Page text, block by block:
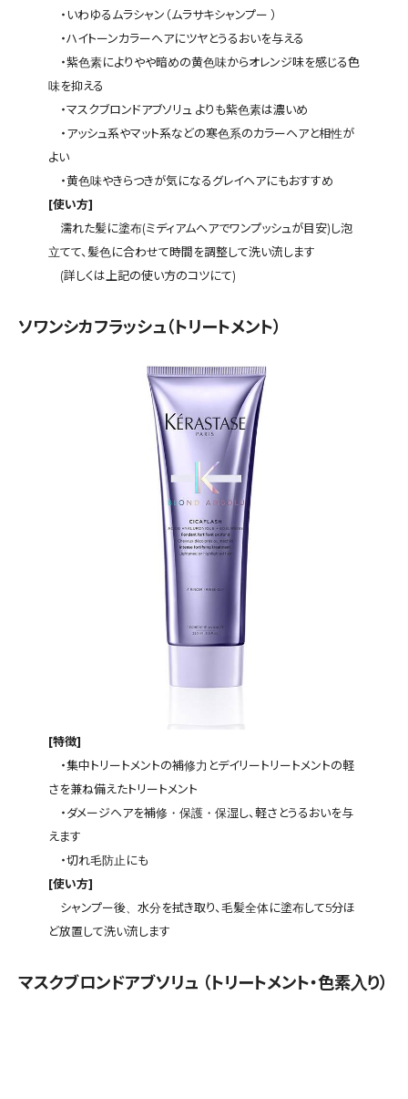
・いわゆるムラシャン（ムラサキシャンプー ）
・ハイトーンカラーヘアにツヤとうるおいを与える
・紫色素によりやや暗めの黄色味からオレンジ味を感じる色
味を抑える
・マスクブロンドアブソリュ よりも紫色素は濃いめ
・アッシュ系やマット系などの寒色系のカラーヘアと相性が
よい
・黄色味やきらつきが気になるグレイヘアにもおすすめ
[使い方]
濡れた髪に塗布(ミディアムヘアでワンプッシュが目安)し泡
立てて、髪色に合わせて時間を調整して洗い流します
(詳しくは上記の使い方のコツにて)
ソワンシカフラッシュ（トリートメント）
[特徴]
・集中トリートメントの補修力とデイリートリートメントの軽
さを兼ね備えたトリートメント
・ダメージヘアを補修・保護・保湿し、軽さとうるおいを与
えます
・切れ毛防止にも
[使い方]
シャンプー後、水分を拭き取り、毛髪全体に塗布して5分ほ
ど放置して洗い流します
マスクブロンドアブソリュ （トリートメント・色素入り）